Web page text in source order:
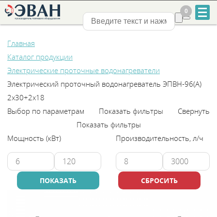
+7
2-
888-
555
Нижний Новгород
0
0
Главная
Каталог продукции
Электрические проточные водонагреватели
Электрический проточный водонагреватель ЭПВН-96(А)
2х30+2х18
Выбор по параметрам
Показать фильтры
Свернуть
Показать фильтры
Мощность (кВт)
Производительность, л/ч